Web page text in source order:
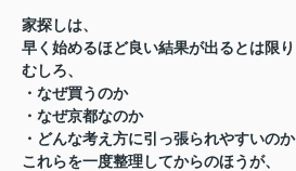
家探しは、
早く始めるほど良い結果が出るとは限り
むしろ、
・なぜ買うのか
・なぜ京都なのか
・どんな考え方に引っ張られやすいのか
これらを一度整理してからのほうが、